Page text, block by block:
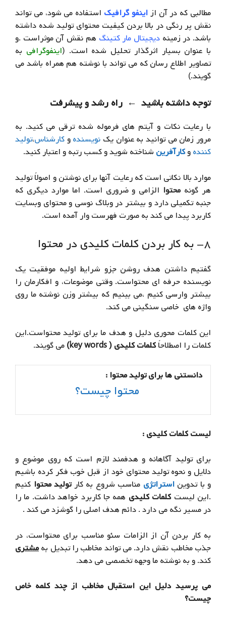
مطالبی که در آن ازاینفو گرافیک استفاده می شود، می تواند
نقش پر رنگی در بالا بردن کیفیت محتوای تولید شده داشته
باشد. در زمینه دیجیتال مار کتینگ هم نقش آن موثراست .و
با عنوان بسیار اثرگذار تحلیل شده است. (اینفوگرافی به
تصاویر اطلاع رسان که می تواند با نوشته هم همراه باشد می
گویند.)
توجه داشته باشید ← راه رشد و پیشرفت
با رعایت نکات و آیتم های فرموله شده ترقی می کنید. به
مرور زمان می توانید به عنوان یک نویسندهوکارشناس،تولید
کنندهوکارآفرین شناخته شوید و کسب رتبه و اعتبار کنید.
موارد بالا نکاتی است که رعایت آنها برای نوشتن و اصولاً تولید
هر گونهمحتوا الزامی و ضروری است. اما موارد دیگری که
جنبه تکمیلی دارد و بیشتر در وبلاگ نوسی و محتوای وبسایت
کاربرد پیدا می کند به صورت فهرست وار آمده است.
۸- به کار بردن کلمات کلیدی در محتوا
گفتیم داشتن هدف روشن جزو شرایط اولیه موفقیت یک
نویسنده حرفه ای محتواست.وقتی موضوعات، و افکارمان را
بیشتر وارسی کنیم ،می بینیم که بیشتر وزن نوشتهما روی
واژه های خاصی سنگینی می کند.
این کلمات محوری دلیل و هدف ما برای تولید محتواست.این
کلمات را اصطلاحاًکلمات کلیدی ( key words) می گویند.
دانستنی ها برای تولید محتوا :
محتوا چیست؟
لیست کلمات کلیدی :
برای تولید آگاهانه و هدفمند لازم است که روی موضوع و
دلایل و نحوه تولید محتوای خود از قبل خوب فکر کرده باشیم
و با تدوین استراتژی مناسب شروع به کارتولید محتوا کنیم
.این لیست کلمات کلیدی همه جا کاربرد خواهد داشت. ما را
در مسیر نگه می دارد . دائم هدف اصلی را گوشزد می کند .
به کار بردن آن از الزامات سئو مناسب برای محتواست، در
جذب مخاطب نقش دارد. می تواند مخاطب را تبدیل بهمشتری
کند. وبه نوشته ما وجهه تخصصی می دهد.
می پرسید دلیل این استقبال مخاطب از چند کلمه خاص
چیست؟